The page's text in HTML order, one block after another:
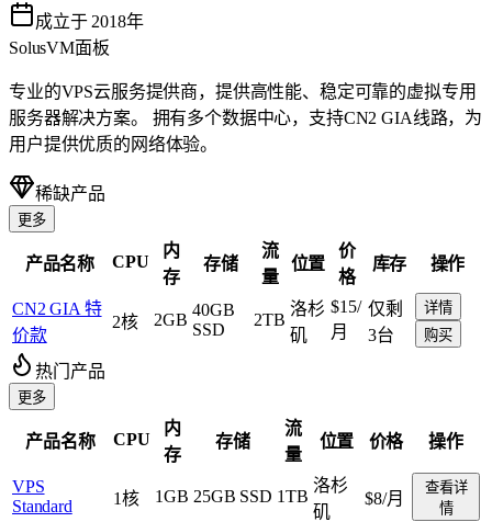
成立于 2018年
SolusVM面板
专业的VPS云服务提供商，提供高性能、稳定可靠的虚拟专用
服务器解决方案。 拥有多个数据中心，支持CN2 GIA线路，为
用户提供优质的网络体验。
稀缺产品
更多
产品名称 CPU
内
存
存储
流
量
位置
价
格
库存 操作
CN2 GIA 特
价款
2核 2GB
40GB
SSD
2TB
洛杉
矶
$15/
月
仅剩
3台
详情
购买
热门产品
更多
产品名称 CPU
内
存
存储
流
量
位置 价格 操作
VPS
Standard
1核 1GB 25GB SSD 1TB
洛杉
矶
$8/月
查看详
情